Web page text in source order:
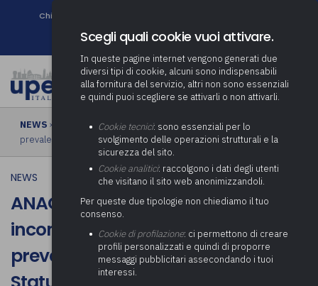
Chi siamo
Newsletter
NEWS › ANAC, inconferibilità e incompatibilità: La legge nazionale
prevale su norme regionali e a Statuto speciale
NEWS
ANAC, inconferibilità e
incompatibilità: La legge nazionale
prevale su norme regionali e a
Scegli quali cookie vuoi attivare.
In queste pagine internet vengono generati due
diversi tipi di cookie, alcuni sono indispensabili
alla fornitura del servizio, altri non sono essenziali
e quindi puoi scegliere se attivarli o non attivarli.
Cookie tecnici: sono essenziali per lo
svolgimento delle operazioni strutturali e la
sicurezza del sito.
Cookie analitici: raccolgono i dati degli utenti
che visitano il sito web anonimizzandoli.
Per queste due tipologie non chiediamo il tuo
consenso.
Cookie di profilazione: ci permettono di creare
profili personalizzati e quindi di proporre
messaggi pubblicitari assecondando i tuoi
interessi.